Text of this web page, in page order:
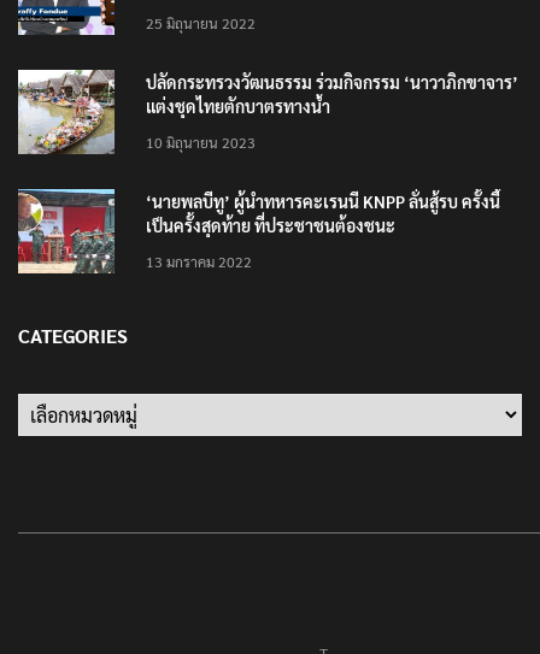
25 มิถุนายน 2022
ปลัดกระทรวงวัฒนธรรม ร่วมกิจกรรม ‘นาวาภิกขาจาร’
แต่งชุดไทยตักบาตรทางน้ำ
10 มิถุนายน 2023
‘นายพลบีทู’ ผู้นำทหารคะเรนนี KNPP ลั่นสู้รบ ครั้งนี้
เป็นครั้งสุดท้าย ที่ประชาชนต้องชนะ
13 มกราคม 2022
CATEGORIES
Categories